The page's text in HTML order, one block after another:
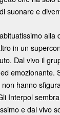
suonare e
alla
in un
Dal vivo il
emozionante.
hanno
Interpol
e dal vivo